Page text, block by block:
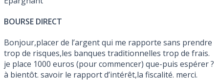
BOURSE DIRECT
Bonjour,placer de l’argent qui me rapporte sans prendre
trop de risques,les banques traditionnelles trop de frais.
je place 1000 euros (pour commencer) que-puis espérer ?
à bientôt. savoir le rapport d’intérêt,la fiscalité. merci.